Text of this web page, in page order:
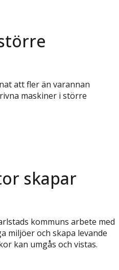
att fler än varannan
maskiner i större
skapar
kommuns arbete med
miljöer och skapa levande
kan umgås och vistas.